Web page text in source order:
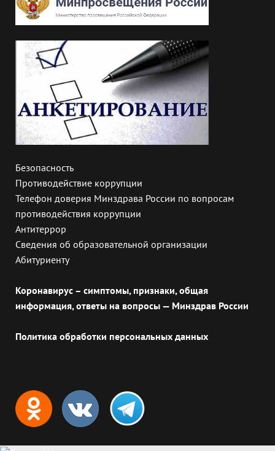
Безопасность
Противодействие коррупции
Телефон доверия Минздрава России по вопросам
противодействия коррупции
Антитеррор
Сведения об образовательной организации
Абитуриенту
Коронавирус – симптомы, признаки, общая
информация, ответы на вопросы — Минздрав России
Политика обработки персональных данных